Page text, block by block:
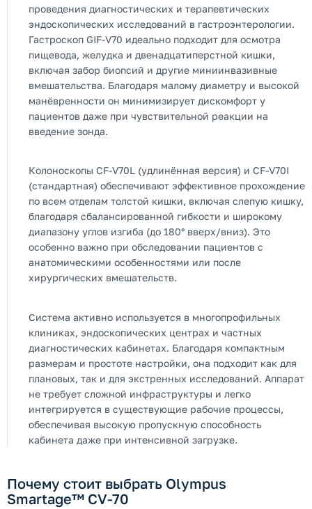
проведения диагностических и терапевтических
эндоскопических исследований в гастроэнтерологии.
Гастроскоп GIF-V70 идеально подходит для осмотра
пищевода, желудка и двенадцатиперстной кишки,
включая забор биопсий и другие миниинвазивные
вмешательства. Благодаря малому диаметру и высокой
манёвренности он минимизирует дискомфорт у
пациентов даже при чувствительной реакции на
введение зонда.
Колоноскопы CF-V70L (удлинённая версия) и CF-V70I
(стандартная) обеспечивают эффективное прохождение
по всем отделам толстой кишки, включая слепую кишку,
благодаря сбалансированной гибкости и широкому
диапазону углов изгиба (до 180° вверх/вниз). Это
особенно важно при обследовании пациентов с
анатомическими особенностями или после
хирургических вмешательств.
Система активно используется в многопрофильных
клиниках, эндоскопических центрах и частных
диагностических кабинетах. Благодаря компактным
размерам и простоте настройки, она подходит как для
плановых, так и для экстренных исследований. Аппарат
не требует сложной инфраструктуры и легко
интегрируется в существующие рабочие процессы,
обеспечивая высокую пропускную способность
кабинета даже при интенсивной загрузке.
Почему стоит выбрать Olympus
Smartage™ CV-70